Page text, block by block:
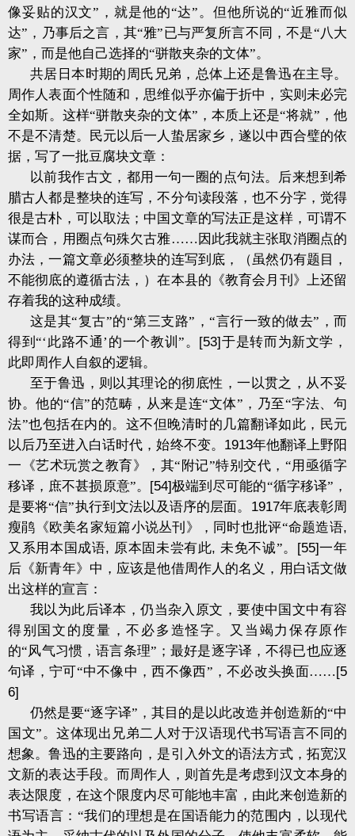
像妥贴的汉文”，就是他的“达”。但他所说的“近雅而似
达”，乃事后之言，其“雅”已与严复所言不同，不是“八大
家”，而是他自己选择的“骈散夹杂的文体”。
共居日本时期的周氏兄弟，总体上还是鲁迅在主导。
周作人表面个性随和，思维似乎亦偏于折中，实则未必完
全如斯。这样“骈散夹杂的文体”，本质上还是“将就”，他
不是不清楚。民元以后一人蛰居家乡，遂以中西合璧的依
据，写了一批豆腐块文章：
以前我作古文，都用一句一圈的点句法。后来想到希
腊古人都是整块的连写，不分句读段落，也不分字，觉得
很是古朴，可以取法；中国文章的写法正是这样，可谓不
谋而合，用圈点句殊欠古雅……因此我就主张取消圈点的
办法，一篇文章必须整块的连写到底，（虽然仍有题目，
不能彻底的遵循古法，）在本县的《教育会月刊》上还留
存着我的这种成绩。
这是其“复古”的“第三支路”，“言行一致的做去”，而
得到“‘此路不通’的一个教训”。 [53]于是转而为新文学，
此即周作人自叙的逻辑。
至于鲁迅，则以其理论的彻底性，一以贯之，从不妥
协。他的“信”的范畴，从来是连“文体”，乃至“字法、句
法”也包括在内的。这不但晚清时的几篇翻译如此，民元
以后乃至进入白话时代，始终不变。 1913年他翻译上野阳
一《艺术玩赏之教育》，其“附记”特别交代，“用亟循字
移译，庶不甚损原意”。 [54]极端到尽可能的“循字移译”，
是要将“信”执行到文法以及语序的层面。 1917年底表彰周
瘦鹃《欧美名家短篇小说丛刊》，同时也批评“命题造语,
又系用本国成语, 原本固未尝有此, 未免不诚”。 [55]一年
后《新青年》中，应该是他借周作人的名义，用白话文做
出这样的宣言：
我以为此后译本，仍当杂入原文，要使中国文中有容
得别国文的度量，不必多造怪字。又当竭力保存原作
的“风气习惯，语言条理”；最好是逐字译，不得已也应逐
句译，宁可“中不像中，西不像西”，不必改头换面……[5
6]
仍然是要“逐字译”，其目的是以此改造并创造新的“中
国文”。这体现出兄弟二人对于汉语现代书写语言不同的
想象。鲁迅的主要路向，是引入外文的语法方式，拓宽汉
文新的表达手段。而周作人，则首先是考虑到汉文本身的
表达限度，在这个限度内尽可能地丰富，由此来创造新的
书写语言：“我们的理想是在国语能力的范围内，以现代